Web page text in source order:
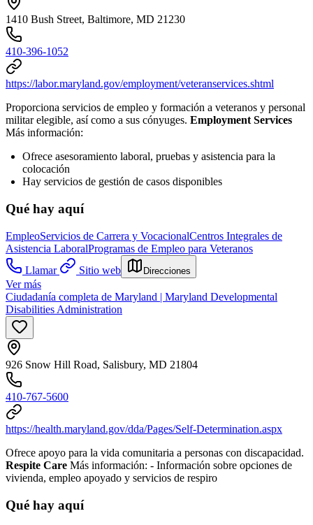
1410 Bush Street, Baltimore, MD 21230
410-396-1052
https://labor.maryland.gov/employment/veteranservices.shtml
Proporciona servicios de empleo y formación a veteranos y personal
militar elegible, así como a sus cónyuges. Employment Services
Más información:
Ofrece asesoramiento laboral, pruebas y asistencia para la
colocación
Hay servicios de gestión de casos disponibles
Qué hay aquí
EmpleoServicios de Carrera y VocacionalCentros Integrales de
Asistencia LaboralProgramas de Empleo para Veteranos
Llamar
Sitio web Direcciones
Ver más
Ciudadanía completa de Maryland | Maryland Developmental
Disabilities Administration
926 Snow Hill Road, Salisbury, MD 21804
410-767-5600
https://health.maryland.gov/dda/Pages/Self-Determination.aspx
Ofrece apoyo para la vida comunitaria a personas con discapacidad.
Respite Care Más información: - Información sobre opciones de
vivienda, empleo apoyado y servicios de respiro
Qué hay aquí